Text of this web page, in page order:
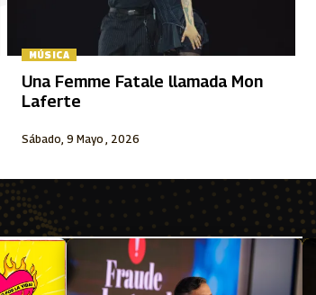
MÚSICA
Sábado, 9 Mayo , 2026
Una Femme Fatale llamada Mon
Laferte